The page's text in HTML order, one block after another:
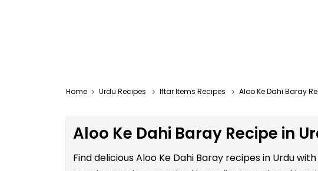
Home Urdu Recipes Iftar Items Recipes Aloo Ke Dahi Baray
Aloo Ke Dahi Baray Recipe in
Find delicious Aloo Ke Dahi Baray recipes in Urdu